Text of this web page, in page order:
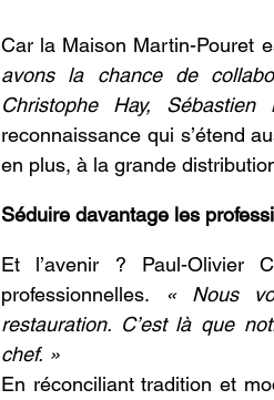
Car la Maison Martin-Pouret
avons la chance de
Christophe Hay,
reconnaissance qui s’étend
en plus, à la grande
Séduire davantage les
Et l’avenir ? Paul-Olivier
professionnelles. « Nous
restauration. C’est là que
chef. »
En réconciliant tradition et